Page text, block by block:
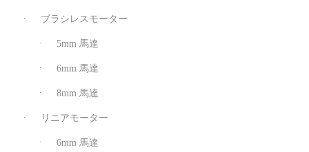
ブラシレスモーター
5mm 馬達
6mm 馬達
8mm 馬達
リニアモーター
6mm 馬達